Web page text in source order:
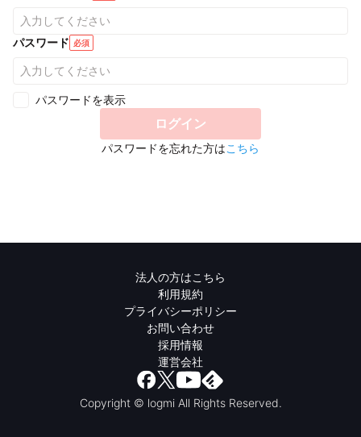
パスワード 必須
パスワードを表示
ログイン
パスワードを忘れた方はこちら
法人の方はこちら
利用規約
プライバシーポリシー
お問い合わせ
採用情報
運営会社
Copyright © logmi All Rights Reserved.